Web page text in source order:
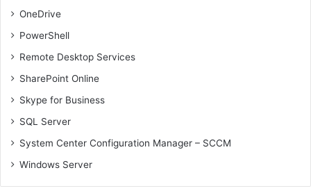
OneDrive
PowerShell
Remote Desktop Services
SharePoint Online
Skype for Business
SQL Server
System Center Configuration Manager – SCCM
Windows Server